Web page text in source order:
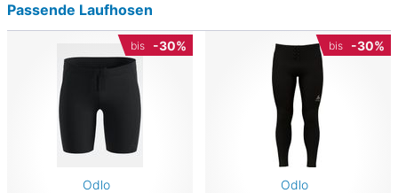
Passende Laufhosen
bis -30%
Odlo
bis -30%
Odlo